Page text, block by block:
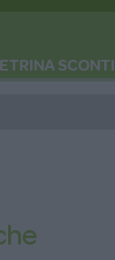
SCONTI